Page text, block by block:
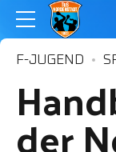
F-JUGEND
der